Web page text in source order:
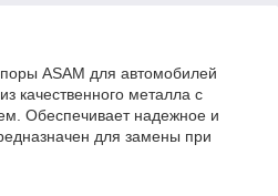
ASAM для автомобилей
качественного металла с
Обеспечивает надежное и
для замены при